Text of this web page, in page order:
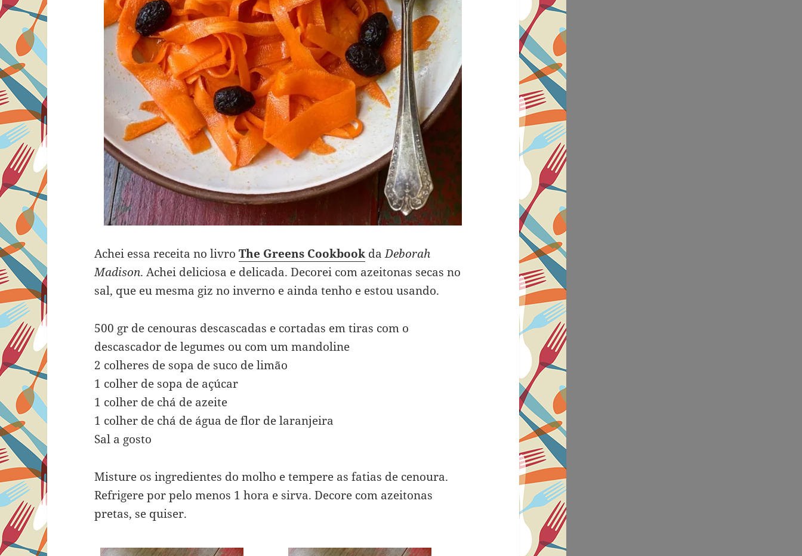
Achei essa receita no livroThe Greens Cookbook daDeborah
Madison. Achei deliciosa e delicada. Decorei com azeitonas secas no
sal, que eu mesma giz no inverno e ainda tenho e estou usando.
500 gr de cenouras descascadas e cortadas em tiras com o
descascador de legumes ou com um mandoline
2 colheres de sopa de suco de limão
1 colher de sopa de açúcar
1 colher de chá de azeite
1 colher de chá de água de flor de laranjeira
Sal a gosto
Misture os ingredientes do molho e tempere as fatias de cenoura.
Refrigere por pelo menos 1 hora e sirva. Decore com azeitonas
pretas, se quiser.